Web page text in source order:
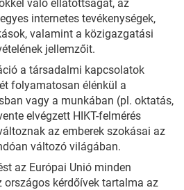
való ellátottságát, az
internetes tevékenységek,
valamint a közigazgatási
jellemzőit.
a társadalmi kapcsolatok
folyamatosan élénkül a
vagy a munkában (pl. oktatás,
elvégzett HIKT-felmérés
az emberek szokásai az
változó világában.
az Európai Unió minden
országos kérdőívek tartalma az